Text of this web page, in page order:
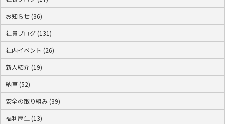
お知らせ (36)
社員ブログ (131)
社内イベント (26)
新人紹介 (19)
納車 (52)
安全の取り組み (39)
福利厚生 (13)